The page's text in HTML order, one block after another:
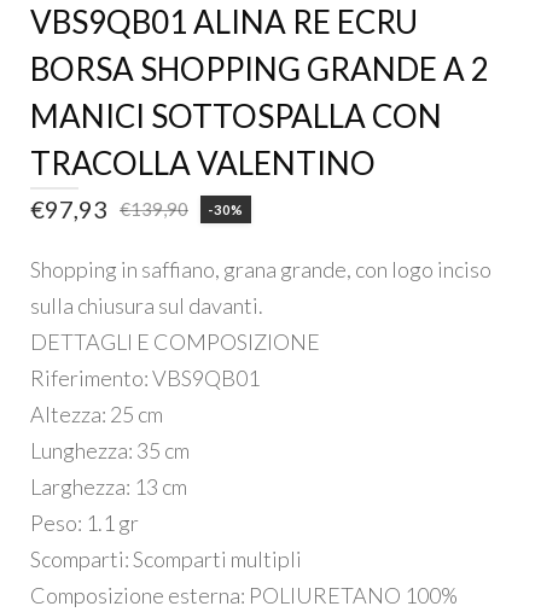
VBS9QB01 ALINA RE ECRU
BORSA SHOPPING GRANDE A 2
MANICI SOTTOSPALLA CON
TRACOLLA VALENTINO
€139,90
Il
prezzo
originale
era:
€139,90.
€97,93
Il
prezzo
attuale
è:
€97,93.
-30%
Shopping in saffiano, grana grande, con logo inciso
sulla chiusura sul davanti.
DETTAGLI E COMPOSIZIONE
Riferimento: VBS9QB01
Altezza: 25 cm
Lunghezza: 35 cm
Larghezza: 13 cm
Peso: 1.1 gr
Scomparti: Scomparti multipli
Composizione esterna: POLIURETANO 100%